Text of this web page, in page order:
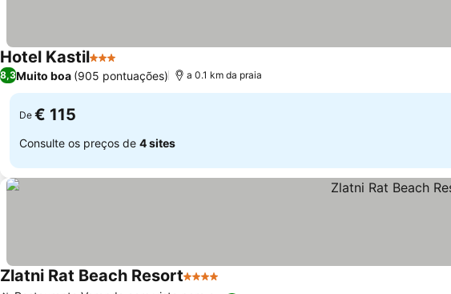
Hotel Kastil3 Estrelas
8,3Muito boa (905 pontuações) a 0.1 km da praia
De € 115
Consulte os preços de 4 sites
Zlatni Rat Beach Resort4 Estrelas